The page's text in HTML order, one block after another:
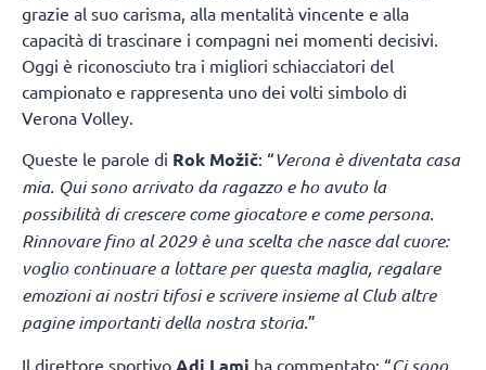
grazie al suo carisma, alla mentalità vincente e alla
capacità di trascinare i compagni nei momenti decisivi.
Oggi è riconosciuto tra i migliori schiacciatori del
campionato e rappresenta uno dei volti simbolo di
Verona Volley.
Queste le parole di Rok Možič: “Verona è diventata casa
mia. Qui sono arrivato da ragazzo e ho avuto la
possibilità di crescere come giocatore e come persona.
Rinnovare fino al 2029 è una scelta che nasce dal cuore:
voglio continuare a lottare per questa maglia, regalare
emozioni ai nostri tifosi e scrivere insieme al Club altre
pagine importanti della nostra storia.”
Il direttore sportivo Adi Lami ha commentato: “Ci sono